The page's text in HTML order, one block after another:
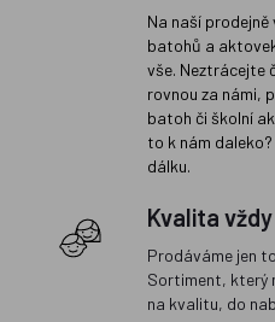
Na naší
batohů a
vše. Neztrácejte
rovnou za námi,
batoh či školní
to k nám
dálku.
Kvalita
Prodáváme jen
Sortiment, který
na kvalitu, do